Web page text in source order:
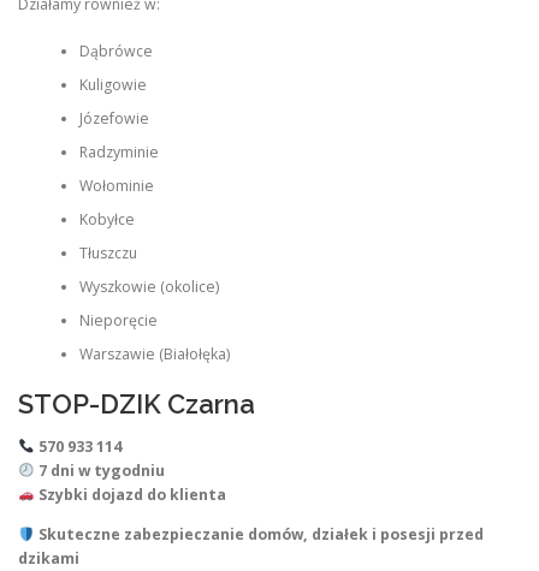
Działamy również w:
Dąbrówce
Kuligowie
Józefowie
Radzyminie
Wołominie
Kobyłce
Tłuszczu
Wyszkowie (okolice)
Nieporęcie
Warszawie (Białołęka)
STOP-DZIK Czarna
570 933 114
7 dni w tygodniu
Szybki dojazd do klienta
Skuteczne zabezpieczanie domów, działek i posesji przed
dzikami